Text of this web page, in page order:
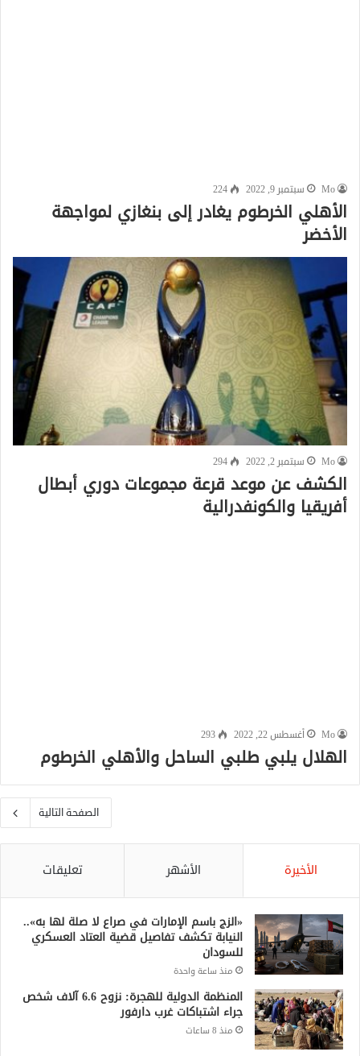
Mo سبتمبر 9, 2022 224
الأهلي الخرطوم يغادر إلى بنغازي لمواجهة
الأخضر
Mo سبتمبر 2, 2022 294
الكشف عن موعد قرعة مجموعات دوري أبطال
أفريقيا والكونفدرالية
Mo أغسطس 22, 2022 293
الهلال يلبي طلبي الساحل والأهلي الخرطوم
الصفحة التالية
الأخيرة الأشهر تعليقات
«الزج باسم الإمارات في صراع لا صلة لها به»..
النيابة تكشف تفاصيل قضية العتاد العسكري
للسودان
منذ ساعة واحدة
المنظمة الدولية للهجرة: نزوح 6.6 آلاف شخص
جراء اشتباكات غرب دارفور
منذ 8 ساعات